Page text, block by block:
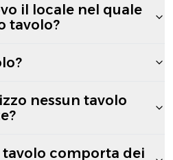
il locale nel quale
tavolo?
nessun tavolo
comporta dei